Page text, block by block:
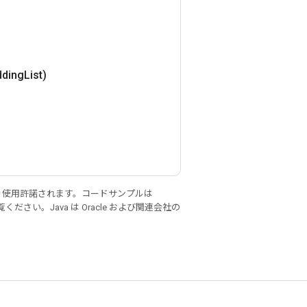
List)
使用許諾されます。コードサンプルは
ください。Java は Oracle および関連会社の